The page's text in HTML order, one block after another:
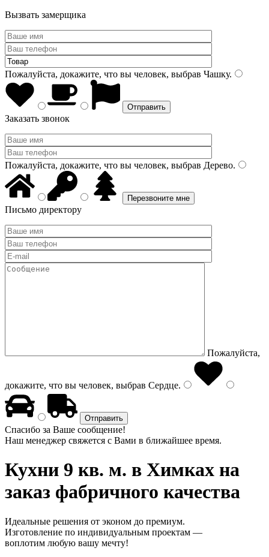
Вызвать замерщика
Пожалуйста, докажите, что вы человек, выбрав Чашку.
Заказать звонок
Пожалуйста, докажите, что вы человек, выбрав Дерево.
Письмо директору
Пожалуйста,
докажите, что вы человек, выбрав Сердце.
Спасибо за Ваше сообщение!
Наш менеджер свяжется с Вами в ближайшее время.
Кухни 9 кв. м. в Химках на
заказ фабричного качества
Идеальные решения от эконом до премиум.
Изготовление по индивидуальным проектам —
воплотим любую вашу мечту!